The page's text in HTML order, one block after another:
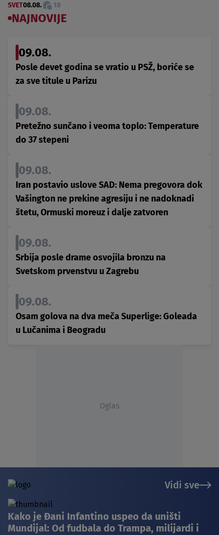
SVET08.08. 18
NAJNOVIJE
09.08.
Posle devet godina se vratio u PSŽ, boriće se
za sve titule u Parizu
09.08.
Pretežno sunčano i veoma toplo: Temperature
do 37 stepeni
09.08.
Iran postavio uslove SAD: Nema pregovora dok
Vašington ne prekine agresiju i ne nadoknadi
štetu, Ormuski moreuz i dalje zatvoren
09.08.
Srbija posle drame osvojila bronzu na
Svetskom prvenstvu u Zagrebu
09.08.
Osam golova na dva meča Superlige: Goleada
u Lučanima i Beogradu
Oglas
Vidi sve
Kako je Đani Infantino uspeo da uništi
Mundijal: Od fudbala do Trampa, milijardi i